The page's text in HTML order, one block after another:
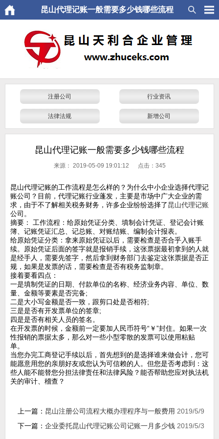
昆山代理记账一般需要多少钱哪些流程
注册公司 行业资讯
法律法规 新增公司
昆山代理记账一般需要多少钱哪些流程
来源： 2019-05-09 19:01:12 点击： 345
昆山代理记账的工作流程是怎么样的？为什么中小企业选择代理记
账公司？目前，代理记账行业蓬发，主要是市场中广大企业的需
求，由于不了解相关税务财务，许多企业纷纷选择了昆山代理记账
公司。
摘要： 工作流程：给原始凭证分类、填制会计凭证、登记会计账
簿、记账凭证汇总、记总账、对账结账、编制会计报表。
给原始凭证分类：拿来原始凭证以后，需要检查是否合乎入账手
续。原始凭证后面的签字就是报销手续，这张票据最初拿到的人就
是经手人，需要先签字，然后拿到财务部门去鉴定这张票据是否正
规，如果是发票的话，需要检查是否有税务监制章。
接着要看四点：
一是填制凭证的日期、付款单位的名称、经济业务内容、单位、数
量、金额等要素是否完备;
二是大小写金额是否一致，跟剪口处是否相符;
三是是否有开发票单位的签章;
四是是否有相关人员的签名。
在开发票的时候，金额前一定要加人民币符号“￥”封住。如果一次
性报销的票据太多，那么对一些小型零散的发票可以使用粘贴
单。
当您办完工商登记手续以后，首先想到的是选择谁来做会计，您可
能愿意用您的亲朋好友或您认为可信赖的人。但您是否考虑到：这
些人能不能替您分担法律责任和法律风险？能否帮助您应对执法机
关的审计、稽查？
上一篇： 昆山注册公司流程大概办理程序与一般费用 2019/5/9
下一篇： 企业委托昆山代理记账公司记账一月多少钱 2019/5/3